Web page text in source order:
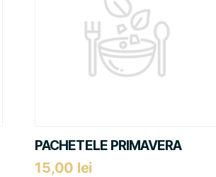
PACHETELE PRIMAVERA
15,00 lei